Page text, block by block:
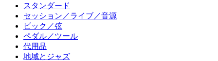
スタンダード
セッション／ライブ／音源
ピック／弦
ペダル／ツール
代用品
地域とジャズ